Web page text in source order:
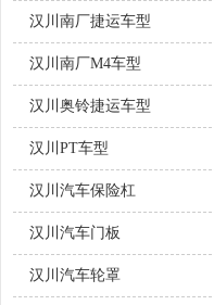
汉川南厂捷运车型
汉川南厂M4车型
汉川奥铃捷运车型
汉川PT车型
汉川汽车保险杠
汉川汽车门板
汉川汽车轮罩